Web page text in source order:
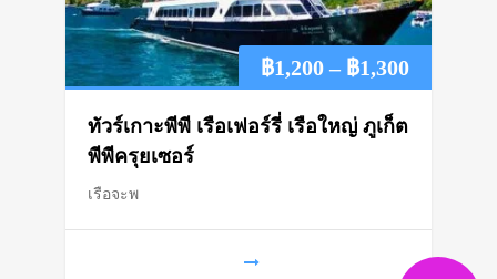
฿1,200 – ฿1,300Price
ทัวร์เกาะพีพี เรือเฟอร์รี่ เรือใหญ่ ภูเก็ต
พีพีครุยเซอร์
เรือจะพ